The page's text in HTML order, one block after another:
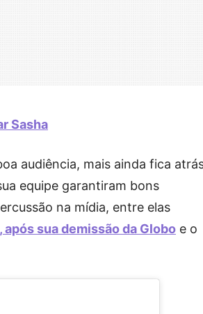
Sasha
audiência, mais ainda fica
equipe garantiram bons
na mídia, entre elas
após sua demissão da Globo e o